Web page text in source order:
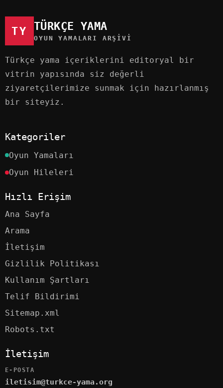
TY TÜRKÇE YAMA
OYUN YAMALARI ARŞIVI
Türkçe yama içeriklerini editoryal bir
vitrin yapısında siz değerli
ziyaretçilerimize sunmak için hazırlanmış
bir siteyiz.
Kategoriler
Oyun Yamaları
Oyun Hileleri
Hızlı Erişim
Ana Sayfa
Arama
İletişim
Gizlilik Politikası
Kullanım Şartları
Telif Bildirimi
Sitemap.xml
Robots.txt
İletişim
E-POSTA
iletisim@turkce-yama.org